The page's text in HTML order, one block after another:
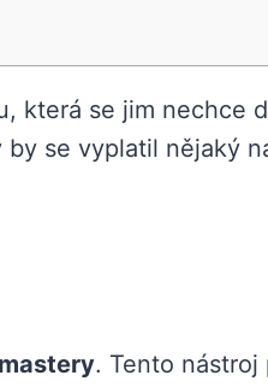
která se jim nechce
se vyplatil nějaký
. Tento nástroj